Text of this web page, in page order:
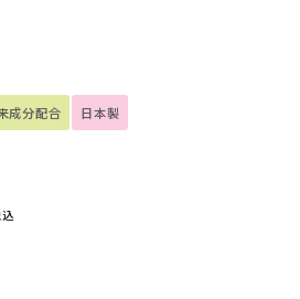
成分配合 日本製